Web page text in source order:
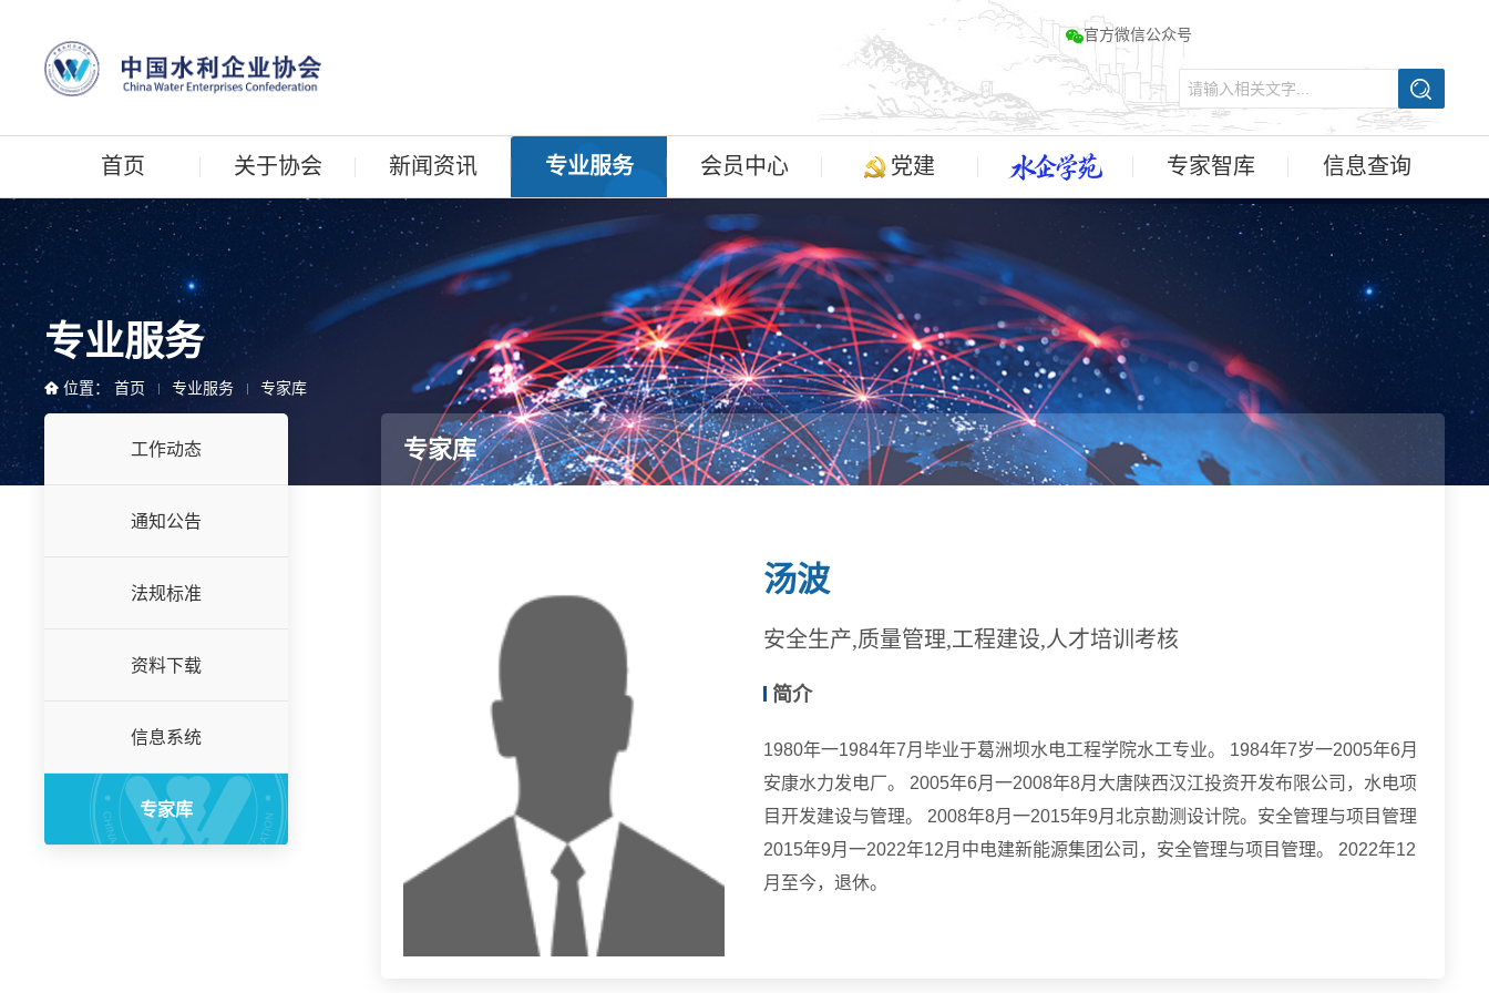
官方微信公众号
首页 关于协会 新闻资讯 专业服务 会员中心 党建 专家智库 信息查询
专业服务
位置： 首页 专业服务 专家库
工作动态
通知公告
法规标准
资料下载
信息系统
专家库
专家库
汤波
安全生产,质量管理,工程建设,人才培训考核
简介
1980年一1984年7月毕业于葛洲坝水电工程学院水工专业。 1984年7岁一2005年6月
安康水力发电厂。 2005年6月一2008年8月大唐陕西汉江投资开发布限公司，水电项
目开发建设与管理。 2008年8月一2015年9月北京勘测设计院。安全管理与项目管理
2015年9月一2022年12月中电建新能源集团公司，安全管理与项目管理。 2022年12
月至今，退休。